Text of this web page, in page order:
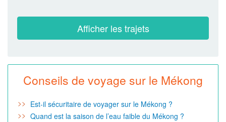
Conseils de voyage sur le Mékong
Est-il sécuritaire de voyager sur le Mékong ?
Quand est la saison de l’eau faible du Mékong ?